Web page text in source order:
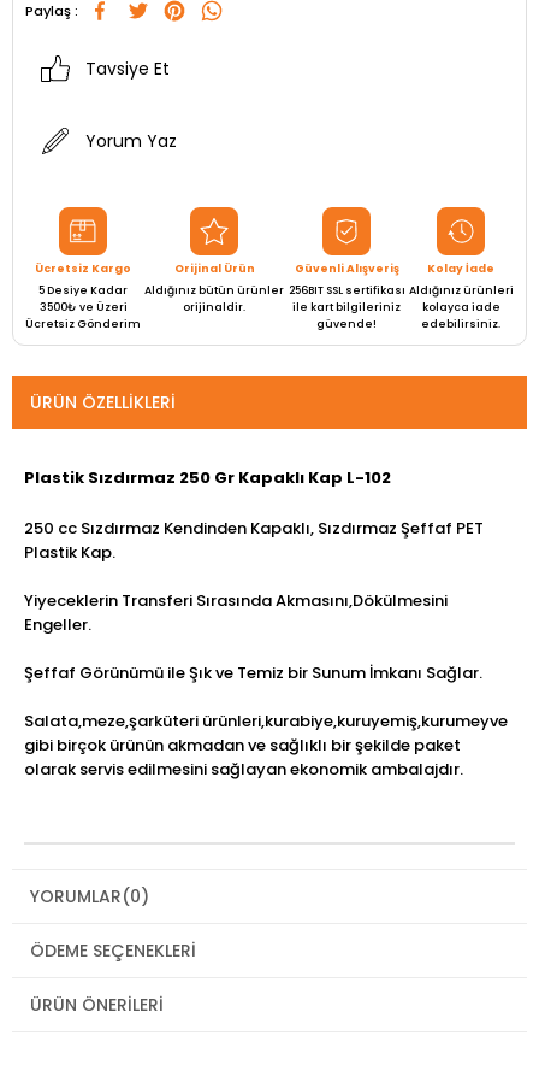
Paylaş :
Tavsiye Et
Yorum Yaz
Ücretsiz Kargo
5 Desiye Kadar
3500₺ ve Üzeri
Ücretsiz Gönderim
Orijinal Ürün
Aldığınız bütün ürünler
orijinaldir.
Güvenli Alışveriş
256BIT SSL sertifikası
ile kart bilgileriniz
güvende!
Kolay İade
Aldığınız ürünleri
kolayca iade
edebilirsiniz.
ÜRÜN ÖZELLIKLERI
Plastik Sızdırmaz 250 Gr Kapaklı Kap L-102
250 cc Sızdırmaz Kendinden Kapaklı, Sızdırmaz Şeffaf PET
Plastik Kap.
Yiyeceklerin Transferi Sırasında Akmasını,Dökülmesini
Engeller.
Şeffaf Görünümü ile Şık ve Temiz bir Sunum İmkanı Sağlar.
Salata,meze,şarküteri ürünleri,kurabiye,kuruyemiş,kurumeyve
gibi birçok ürünün akmadan ve sağlıklı bir şekilde paket
olarak servis edilmesini sağlayan ekonomik ambalajdır.
YORUMLAR(0)
ÖDEME SEÇENEKLERI
ÜRÜN ÖNERILERI